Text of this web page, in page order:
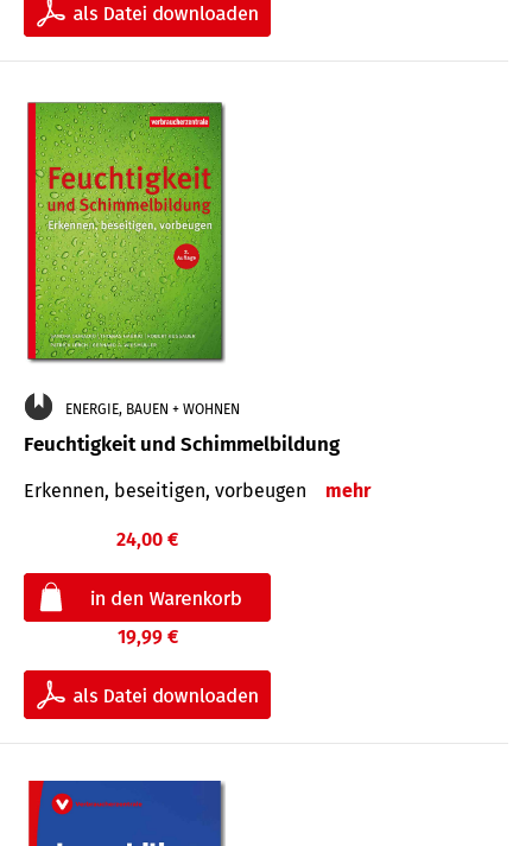
ENERGIE, BAUEN + WOHNEN
Feuchtigkeit und Schimmelbildung
Erkennen, beseitigen, vorbeugen mehr
24,00 €
19,99 €